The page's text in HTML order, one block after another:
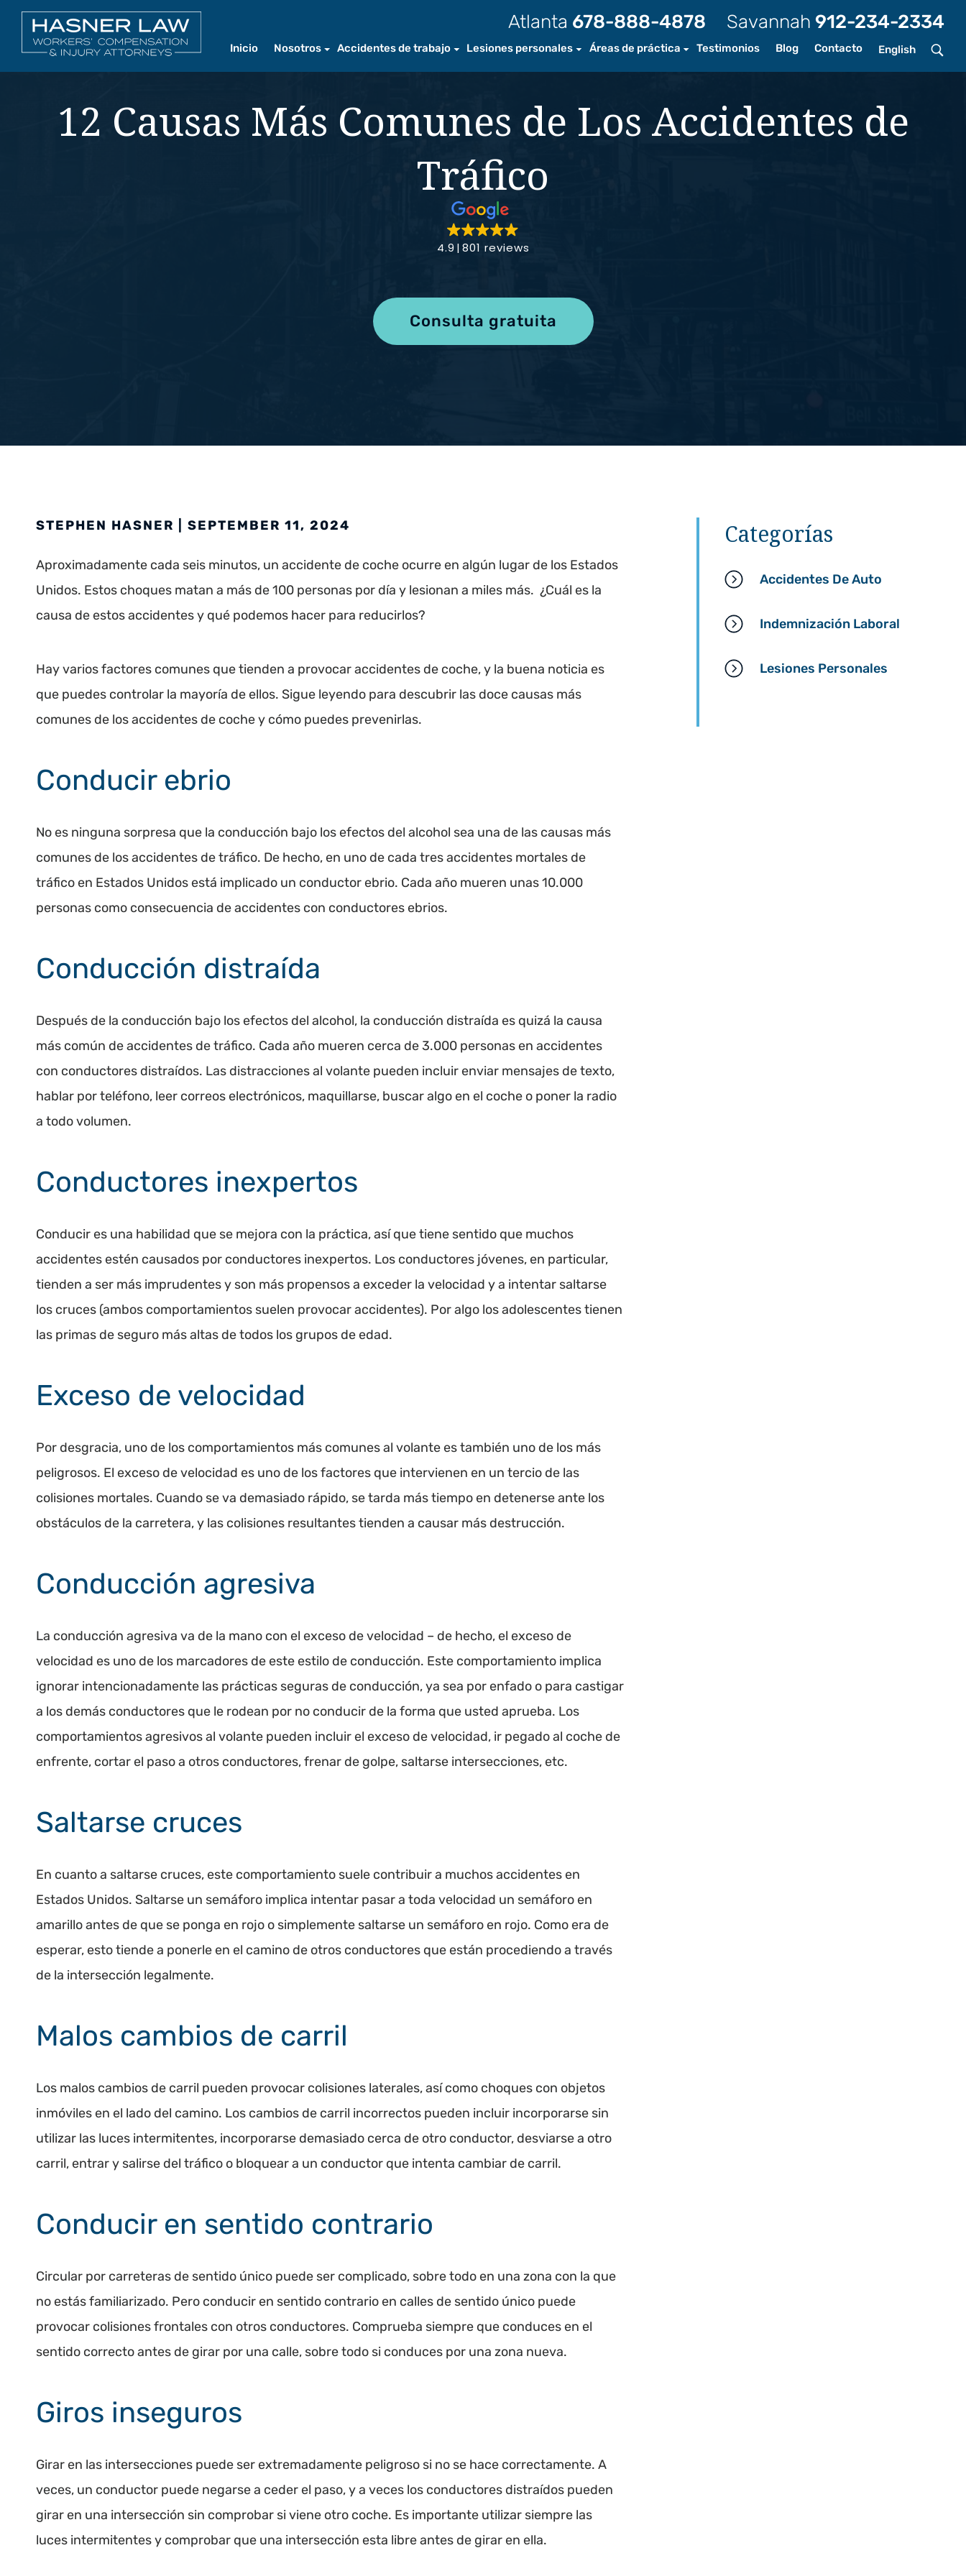
Atlanta 678-888-4878 Savannah 912-234-2334
Inicio Nosotros
Nuestros abogados
Accidentes de trabajo
Preguntas Frecuentes
Lesiones por Amputación
Lesiones de la Médula
Espinal
Lesiones de Hombro
Lesiones Cerebrales
Lesiones personales
Savannah
Condado de Gwinnett
DeKalb
Áreas de práctica
Accidentes de bicicleta
Testimonios Blog Contacto English
12 Causas Más Comunes de Los Accidentes de
Tráfico
4.9 801 reviews
Consulta gratuita
STEPHEN HASNER | SEPTEMBER 11, 2024
Aproximadamente cada seis minutos, un accidente de coche ocurre en algún lugar de los Estados
Unidos. Estos choques matan a más de 100 personas por día y lesionan a miles más. ¿Cuál es la
causa de estos accidentes y qué podemos hacer para reducirlos?
Hay varios factores comunes que tienden a provocar accidentes de coche, y la buena noticia es
que puedes controlar la mayoría de ellos. Sigue leyendo para descubrir las doce causas más
comunes de los accidentes de coche y cómo puedes prevenirlas.
Conducir ebrio
No es ninguna sorpresa que la conducción bajo los efectos del alcohol sea una de las causas más
comunes de los accidentes de tráfico. De hecho, en uno de cada tres accidentes mortales de
tráfico en Estados Unidos está implicado un conductor ebrio. Cada año mueren unas 10.000
personas como consecuencia de accidentes con conductores ebrios.
Conducción distraída
Después de la conducción bajo los efectos del alcohol, la conducción distraída es quizá la causa
más común de accidentes de tráfico. Cada año mueren cerca de 3.000 personas en accidentes
con conductores distraídos. Las distracciones al volante pueden incluir enviar mensajes de texto,
hablar por teléfono, leer correos electrónicos, maquillarse, buscar algo en el coche o poner la radio
a todo volumen.
Conductores inexpertos
Conducir es una habilidad que se mejora con la práctica, así que tiene sentido que muchos
accidentes estén causados por conductores inexpertos. Los conductores jóvenes, en particular,
tienden a ser más imprudentes y son más propensos a exceder la velocidad y a intentar saltarse
los cruces (ambos comportamientos suelen provocar accidentes). Por algo los adolescentes tienen
las primas de seguro más altas de todos los grupos de edad.
Exceso de velocidad
Por desgracia, uno de los comportamientos más comunes al volante es también uno de los más
peligrosos. El exceso de velocidad es uno de los factores que intervienen en un tercio de las
colisiones mortales. Cuando se va demasiado rápido, se tarda más tiempo en detenerse ante los
obstáculos de la carretera, y las colisiones resultantes tienden a causar más destrucción.
Conducción agresiva
La conducción agresiva va de la mano con el exceso de velocidad – de hecho, el exceso de
velocidad es uno de los marcadores de este estilo de conducción. Este comportamiento implica
ignorar intencionadamente las prácticas seguras de conducción, ya sea por enfado o para castigar
a los demás conductores que le rodean por no conducir de la forma que usted aprueba. Los
comportamientos agresivos al volante pueden incluir el exceso de velocidad, ir pegado al coche de
enfrente, cortar el paso a otros conductores, frenar de golpe, saltarse intersecciones, etc.
Saltarse cruces
En cuanto a saltarse cruces, este comportamiento suele contribuir a muchos accidentes en
Estados Unidos. Saltarse un semáforo implica intentar pasar a toda velocidad un semáforo en
amarillo antes de que se ponga en rojo o simplemente saltarse un semáforo en rojo. Como era de
esperar, esto tiende a ponerle en el camino de otros conductores que están procediendo a través
de la intersección legalmente.
Malos cambios de carril
Los malos cambios de carril pueden provocar colisiones laterales, así como choques con objetos
inmóviles en el lado del camino. Los cambios de carril incorrectos pueden incluir incorporarse sin
utilizar las luces intermitentes, incorporarse demasiado cerca de otro conductor, desviarse a otro
carril, entrar y salirse del tráfico o bloquear a un conductor que intenta cambiar de carril.
Conducir en sentido contrario
Circular por carreteras de sentido único puede ser complicado, sobre todo en una zona con la que
no estás familiarizado. Pero conducir en sentido contrario en calles de sentido único puede
provocar colisiones frontales con otros conductores. Comprueba siempre que conduces en el
sentido correcto antes de girar por una calle, sobre todo si conduces por una zona nueva.
Giros inseguros
Girar en las intersecciones puede ser extremadamente peligroso si no se hace correctamente. A
veces, un conductor puede negarse a ceder el paso, y a veces los conductores distraídos pueden
girar en una intersección sin comprobar si viene otro coche. Es importante utilizar siempre las
luces intermitentes y comprobar que una intersección esta libre antes de girar en ella.
Categorías
Accidentes De Auto
Indemnización Laboral
Lesiones Personales